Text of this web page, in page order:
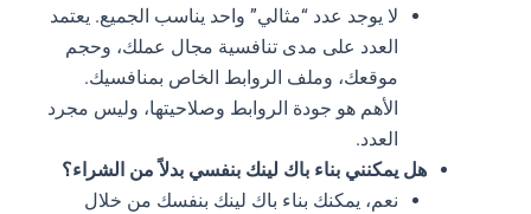
لا يوجد عدد “مثالي” واحد يناسب الجميع. يعتمد
العدد على مدى تنافسية مجال عملك، وحجم
موقعك، وملف الروابط الخاص بمنافسيك.
الأهم هو جودة الروابط وصلاحيتها، وليس مجرد
العدد.
هل يمكنني بناء باك لينك بنفسي بدلاً من الشراء؟
نعم، يمكنك بناء باك لينك بنفسك من خلال